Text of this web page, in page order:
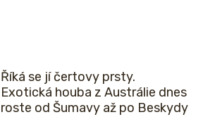
Říká se jí čertovy prsty.
Exotická houba z Austrálie dnes
roste od Šumavy až po Beskydy